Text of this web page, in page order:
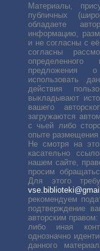
Материалы,
публичных
обладаете
информацию,
и не согласны с
согласны
предложения о
использовать
действия
выкладывают
вашего
загружаются
с чьей либо
опыте размещения
Не смотря на
касательно
нашем сайте,
просим
Для этого
рекомендуем
подтверждение
авторским
либо иная
однозначно
данного